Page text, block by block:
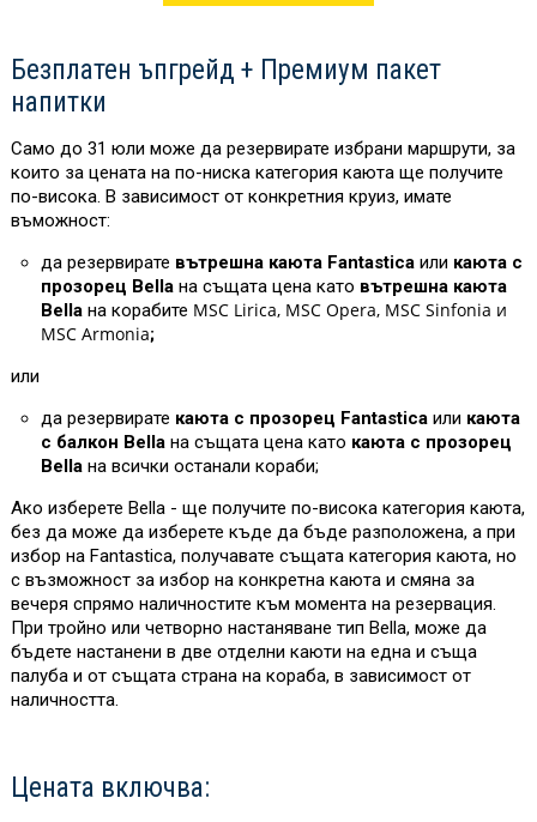
Безплатен ъпгрейд + Премиум пакет
напитки
Само до 31 юли може да резервирате избрани маршрути, за
които за цената на по-ниска категория каюта ще получите
по-висока. В зависимост от конкретния круиз, имате
въможност:
да резервирате вътрешна каюта Fantasticaили каюта с
прозорец Bellaна същата цена като вътрешна каюта
Bella на корабите MSC Lirica, MSC Opera, MSC Sinfonia и
MSC Armonia;
или
да резервирате каюта с прозорец Fantasticaили каюта
с балкон Bellaна същата цена като каюта с прозорец
Bella на всички останали кораби;
Ако изберете Bella - ще получите по-висока категория каюта,
без да може да изберете къде да бъде разположена, а при
избор на Fantastica, получавате същата категория каюта, но
с възможност за избор на конкретна каюта и смяна за
вечеря спрямо наличностите към момента на резервация.
При тройно или четворно настаняване тип Bella, може да
бъдете настанени в две отделни каюти на една и съща
палуба и от същата страна на кораба, в зависимост от
наличността.
Цената включва: